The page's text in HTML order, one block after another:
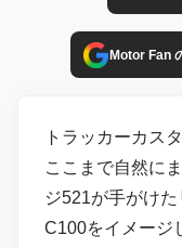
Motor Fan
トラッカーカス
ここまで自然に
ジ521が手がけ
C100をイメージ